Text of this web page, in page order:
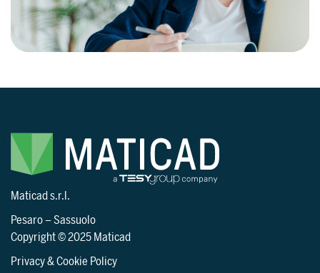
Maticad s.r.l.
Pesaro–Sassuolo
Copyright © 2025 Maticad
Privacy & Cookie Policy